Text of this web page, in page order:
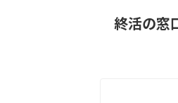
終活の窓